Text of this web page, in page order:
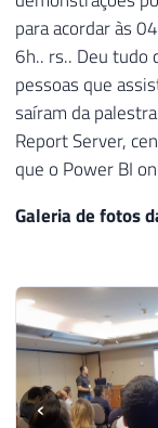
para acordar às
6h.. rs.. Deu tudo
pessoas que
saíram da
Report Server,
que o Power BI
Galeria de fotos
‹